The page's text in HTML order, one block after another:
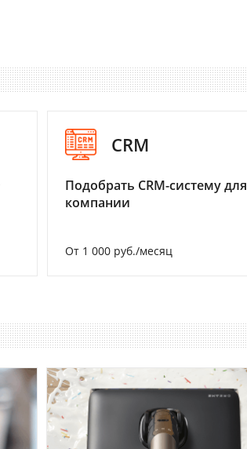
CRM
Подобрать CRM-систему для
компании
От 1 000 руб./месяц